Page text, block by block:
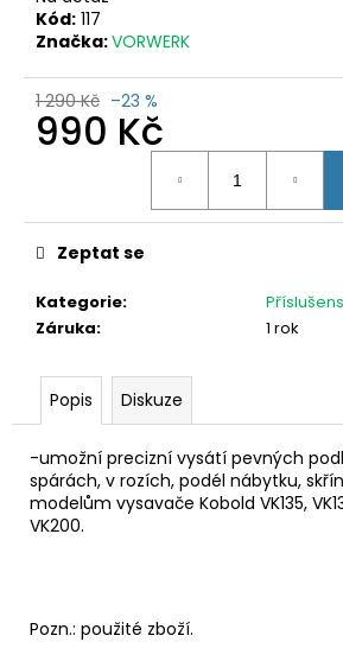
Kód: 117
Značka:VORWERK
1 290 Kč –23 %
990 Kč
Kategorie:
Záruka: 1 rok
Zeptat se
Popis Diskuze
-umožní precizní vysátí pevných
spárách, v rozích, podél nábytku,
modelům vysavače Kobold VK135,
VK200.
Pozn.: použité zboží.
p
o
r
u
e
AKU
VORWERK
VB100
EBB100
10
490
Kč
Původně: